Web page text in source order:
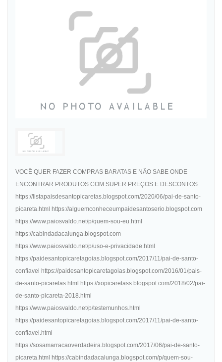
VOCÊ QUER FAZER COMPRAS BARATAS E NÃO SABE ONDE
ENCONTRAR PRODUTOS COM SUPER PREÇOS E DESCONTOS
https://listapaisdesantopicaretas.blogspot.com/2020/06/pai-de-santo-
picareta.html https://alguemconheceumpaidesantoserio.blogspot.com
https://www.paiosvaldo.net/p/quem-sou-eu.html
https://cabindadacalunga.blogspot.com
https://www.paiosvaldo.net/p/uso-e-privacidade.html
https://paidesantopicaretagoias.blogspot.com/2017/11/pai-de-santo-
confiavel https://paidesantopicaretagoias.blogspot.com/2016/01/pais-
de-santo-picaretas.html https://xopicaretass.blogspot.com/2018/02/pai-
de-santo-picareta-2018.html
https://www.paiosvaldo.net/p/testemunhos.html
https://paidesantopicaretagoias.blogspot.com/2017/11/pai-de-santo-
confiavel.html
https://sosamarracaoverdadeira.blogspot.com/2017/06/pai-de-santo-
picareta.html https://cabindadacalunga.blogspot.com/p/quem-sou-